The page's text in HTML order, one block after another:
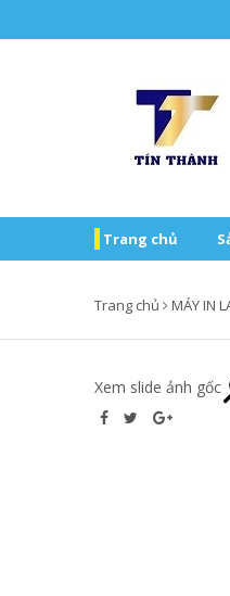
Trang chủ
Trang chủ MÁY IN
Xem slide ảnh gốc